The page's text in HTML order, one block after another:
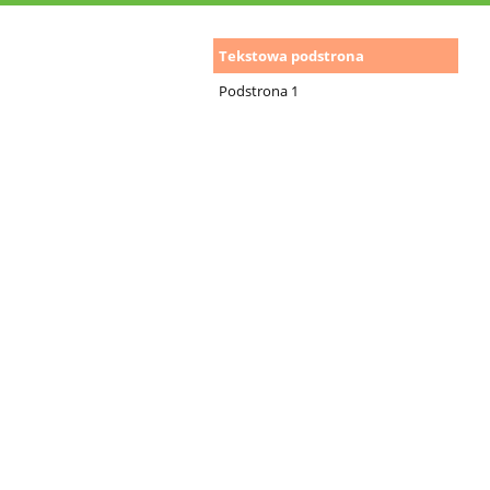
Telefony
zaufania/
Tekstowa podstrona
Podstrona 1